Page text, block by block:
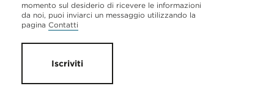
momento sul desiderio di ricevere le informazioni
da noi, puoi inviarci un messaggio utilizzando la
pagina Contatti
Iscriviti